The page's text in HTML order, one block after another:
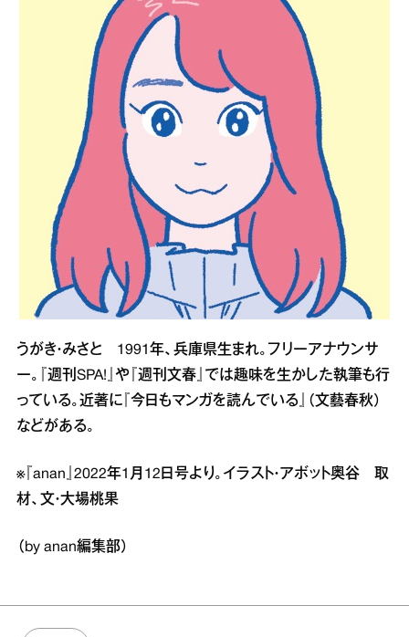
うがき・みさと 1991年、兵庫県生まれ。フリーアナウンサ
ー。『週刊SPA!』や『週刊文春』では趣味を生かした執筆も行
っている。近著に『今日もマンガを読んでいる』（文藝春秋）
などがある。
※『anan』2022年1月12日号より。イラスト・アボット奥谷 取
材、文・大場桃果
（by anan編集部）